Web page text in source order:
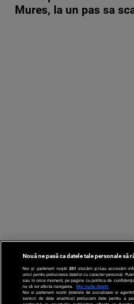
Mures, la un pas sa
Nouă ne pasă ca datele tale personale să
Noi și partenerii noștri 201 stocăm și/sau accesăm
unici pentru prelucrarea datelor cu caracter personal.
sau în orice moment, pe pagina cu politica de
nu vă vor afecta navigarea.
Mai multe detalii
Noi si partenerii nostri (retelele de socializare si
servicii de date analitice) prelucram date pentru a